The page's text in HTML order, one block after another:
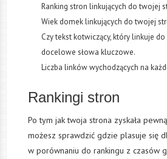
Ranking stron linkujących do twojej
Wiek domek linkujących do twojej
Czy tekst kotwiczący, który linkuje
docelowe słowa kluczowe.
Liczba linków wychodzących na
Rankingi stron
Po tym jak twoja strona zyskała
możesz sprawdzić gdzie plasuje się
w porównaniu do rankingu z czasów